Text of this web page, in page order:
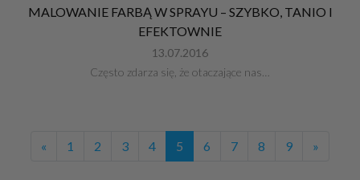
MALOWANIE FARBĄ W SPRAYU – SZYBKO, TANIO I
EFEKTOWNIE
13.07.2016
Często zdarza się, że otaczające nas…
« 1 2 3 4 5 6 7 8 9 »